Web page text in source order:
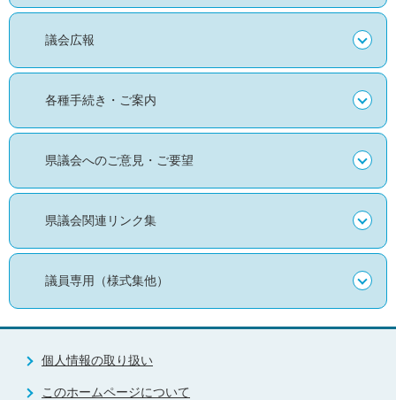
議会広報
各種手続き・ご案内
県議会へのご意見・ご要望
県議会関連リンク集
議員専用（様式集他）
個人情報の取り扱い
このホームページについて